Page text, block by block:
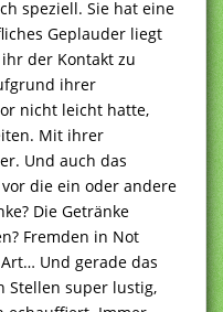
speziell. Sie hat eine
Geplauder liegt
der Kontakt zu
ihrer
nicht leicht hatte,
Mit ihrer
Und auch das
die ein oder andere
Die Getränke
Fremden in Not
Und gerade das
Stellen super lustig,